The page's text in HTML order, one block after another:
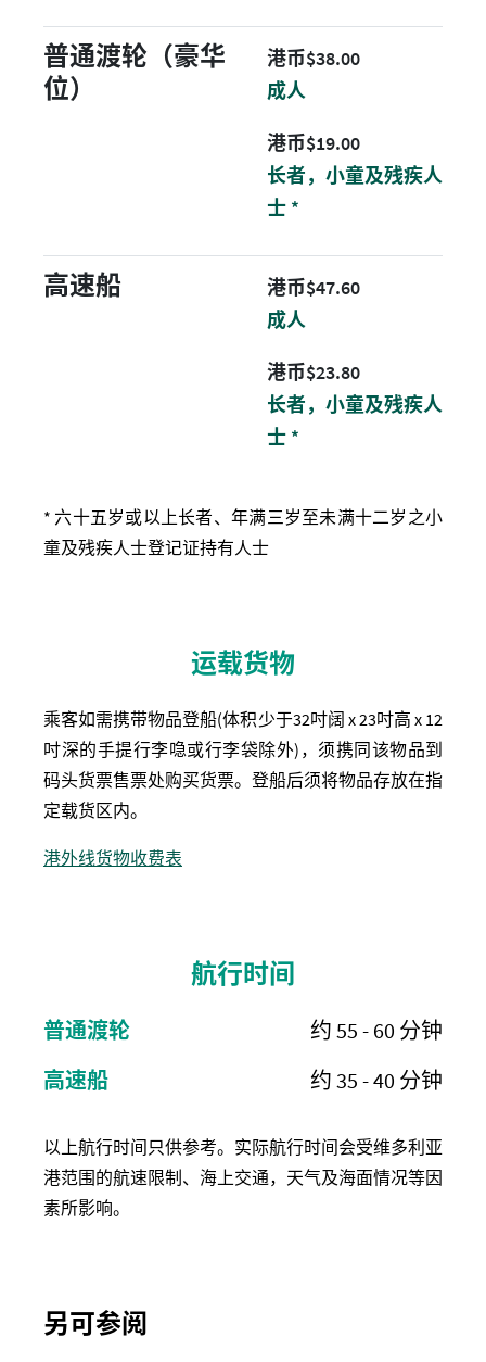
普通渡轮（豪华
位）
成人
港币$38.00港币 38 元
长者，小童及残疾人
士 *
港币$19.00港币 19 元
高速船
成人
港币$47.60港币 47.6 元
长者，小童及残疾人
士 *
港币$23.80港币 23.8 元
* 六十五岁或以上长者、年满三岁至未满十二岁之小
童及残疾人士登记证持有人士
运载货物
乘客如需携带物品登船(体积少于32吋阔 x 23吋高 x 12
吋深的手提行李喼或行李袋除外)，须携同该物品到
码头货票售票处购买货票。登船后须将物品存放在指
定载货区内。
港外线货物收费表
航行时间
普通渡轮
约 55 - 60 分钟
高速船
约 35 - 40 分钟
以上航行时间只供参考。实际航行时间会受维多利亚
港范围的航速限制、海上交通，天气及海面情况等因
素所影响。
另可参阅